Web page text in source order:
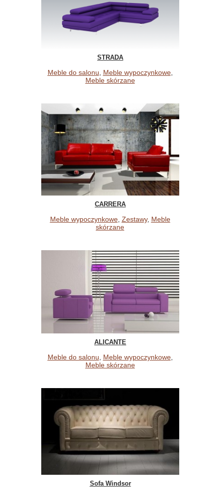
STRADA
Meble do salonu Meble wypoczynkowe,
Meble skórzane
CARRERA
Meble wypoczynkowe, Zestawy, Meble
skórzane
ALICANTE
Meble do salonu Meble wypoczynkowe,
Meble skórzane
Sofa Windsor